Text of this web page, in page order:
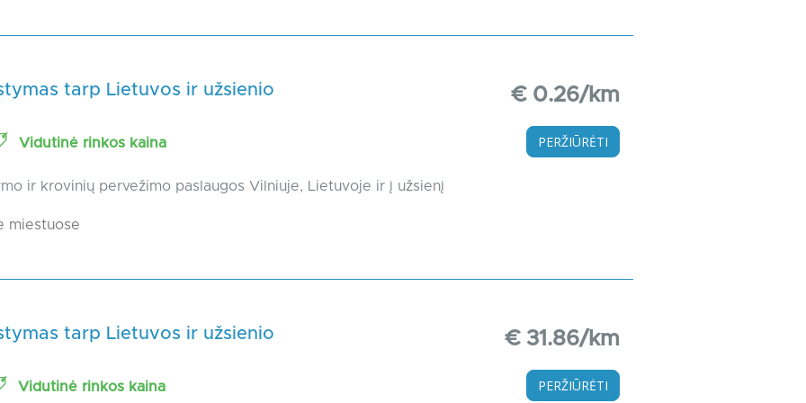
tarp Lietuvos ir užsienio
Vidutinė rinkos kaina
ir krovinių pervežimo paslaugos Vilniuje, Lietuvoje ir į užsienį
miestuose
€ 0.26/km
PERŽIŪRĖTI
tarp Lietuvos ir užsienio
Vidutinė rinkos kaina
€ 31.86/km
PERŽIŪRĖTI